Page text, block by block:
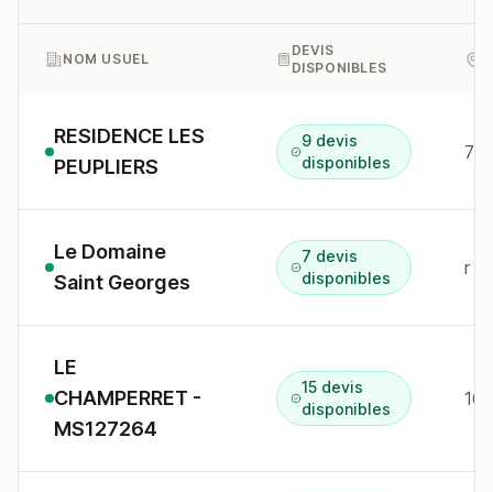
NOM USUEL
DEVIS
DISPONIBLES
RESIDENCE LES
PEUPLIERS
9 devis
disponibles
7 r
Le Domaine
Saint Georges
7 devis
disponibles
r
LE
CHAMPERRET -
MS127264
15 devis
disponibles
16